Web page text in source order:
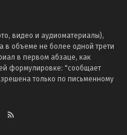
видео и аудиоматериалы),
объеме не более одной трети
в первом абзаце, как
формулировке: "сообщает
только по письменному